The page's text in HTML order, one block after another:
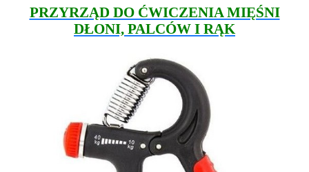
PRZYRZĄD DO ĆWICZENIA MIĘŚNI
DŁONI, PALCÓW I RĄK